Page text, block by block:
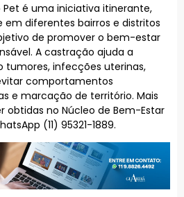
Pet é uma iniciativa itinerante,
diferentes bairros e distritos
de promover o bem-estar
A castração ajuda a
tumores, infecções uterinas,
comportamentos
e marcação de território. Mais
obtidas no Núcleo de Bem-Estar
(11) 95321-1889.